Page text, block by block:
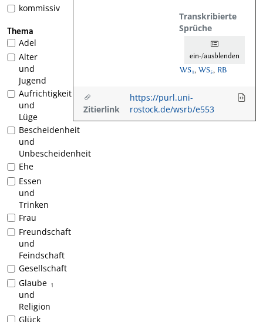
kommissiv
Thema
Adel
Alter
und
Jugend
Aufrichtigkeit
und
Lüge
Bescheidenheit
und
Unbescheidenheit
Ehe
Essen
und
Trinken
Frau
Freundschaft
und
Feindschaft
Gesellschaft
1
Glaube
und
Religion
Glück
Transkribierte
Sprüche
ein-/ausblenden
WS₁, WS₅, RB
Zitierlink
https://purl.uni-
rostock.de/wsrb/e553